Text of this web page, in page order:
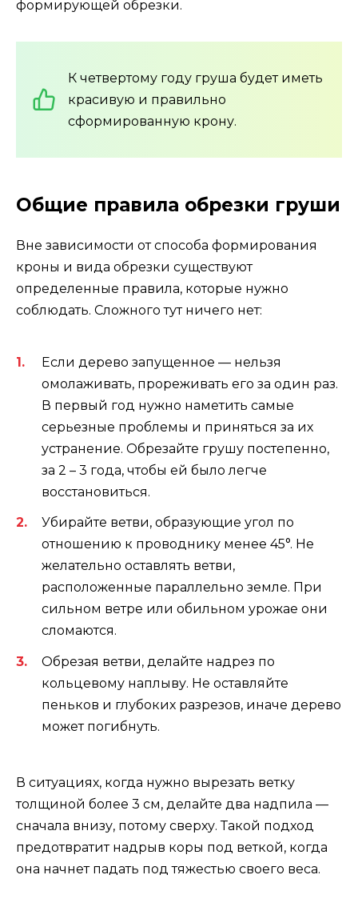
формирующей обрезки.
К четвертому году груша будет иметь
красивую и правильно
сформированную крону.
Общие правила обрезки груши
Вне зависимости от способа формирования
кроны и вида обрезки существуют
определенные правила, которые нужно
соблюдать. Сложного тут ничего нет:
Если дерево запущенное — нельзя
омолаживать, прореживать его за один раз.
В первый год нужно наметить самые
серьезные проблемы и приняться за их
устранение. Обрезайте грушу постепенно,
за 2 – 3 года, чтобы ей было легче
восстановиться.
Убирайте ветви, образующие угол по
отношению к проводнику менее 45°. Не
желательно оставлять ветви,
расположенные параллельно земле. При
сильном ветре или обильном урожае они
сломаются.
Обрезая ветви, делайте надрез по
кольцевому наплыву. Не оставляйте
пеньков и глубоких разрезов, иначе дерево
может погибнуть.
В ситуациях, когда нужно вырезать ветку
толщиной более 3 см, делайте два надпила —
сначала внизу, потому сверху. Такой подход
предотвратит надрыв коры под веткой, когда
она начнет падать под тяжестью своего веса.